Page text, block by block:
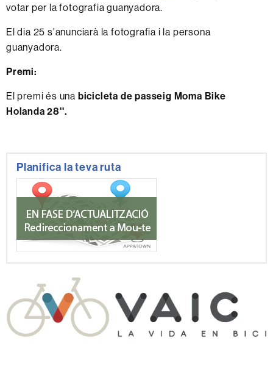
votar per la fotografia guanyadora.
El dia 25 s'anunciarà la fotografia i la persona
guanyadora.
Premi:
El premi és una bicicleta de passeig Moma Bike
Holanda 28''.
Informació
complementària
Planifica la teva ruta